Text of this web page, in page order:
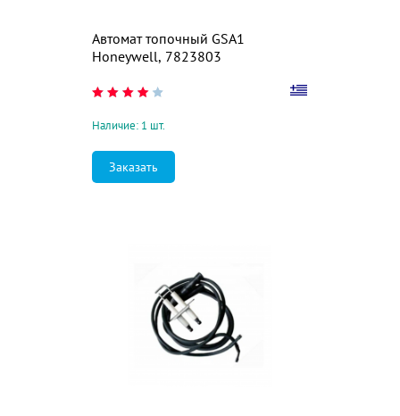
Автомат топочный GSA1
Honeywell, 7823803
Заказать
Наличие: 1 шт.